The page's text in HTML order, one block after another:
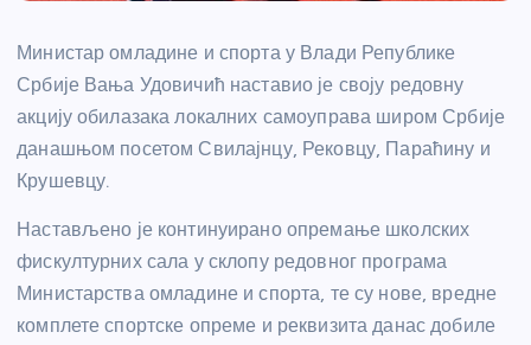
Министар омладине и спорта у Влади Републике
Србије Вања Удовичић наставио је своју редовну
акцију обилазака локалних самоуправа широм Србије
данашњом посетом Свилајнцу, Рековцу, Параћину и
Крушевцу.
Настављено је континуирано опремање школских
фискултурних сала у склопу редовног програма
Министарства омладине и спорта, те су нове, вредне
комплете спортске опреме и реквизита данас добиле